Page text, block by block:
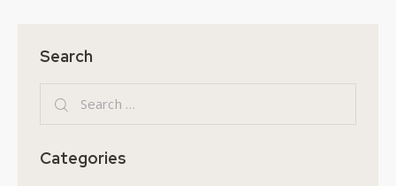
Search
Categories